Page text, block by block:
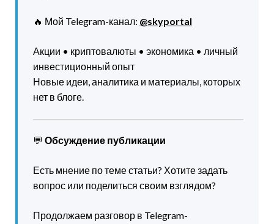
🔥 Мой Telegram-канал: @skyportal
Акции • криптовалюты • экономика • личный
инвестиционный опыт
Новые идеи, аналитика и материалы, которых
нет в блоге.
💬 Обсуждение публикации
Есть мнение по теме статьи? Хотите задать
вопрос или поделиться своим взглядом?
Продолжаем разговор в Telegram-